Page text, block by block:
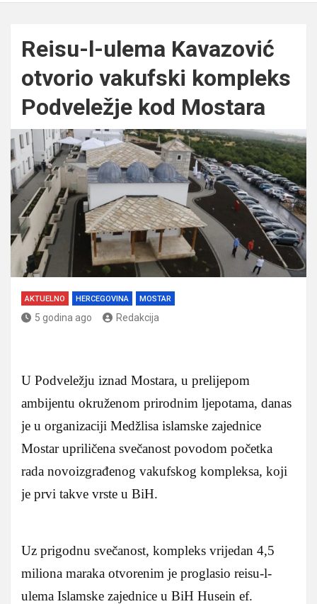
Reisu-l-ulema Kavazović
otvorio vakufski kompleks
Podveležje kod Mostara
AKTUELNO HERCEGOVINA MOSTAR
5 godina ago Redakcija
U Podveležju iznad Mostara, u prelijepom
ambijentu okruženom prirodnim ljepotama, danas
je u organizaciji Medžlisa islamske zajednice
Mostar upriličena svečanost povodom početka
rada novoizgrađenog vakufskog kompleksa, koji
je prvi takve vrste u BiH.
Uz prigodnu svečanost, kompleks vrijedan 4,5
miliona maraka otvorenim je proglasio reisu-l-
ulema Islamske zajednice u BiH Husein ef.